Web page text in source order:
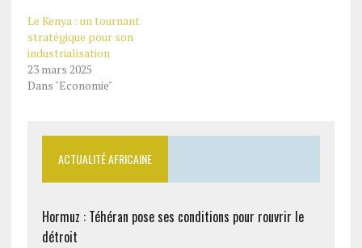
Le Kenya : un tournant
stratégique pour son
industrialisation
23 mars 2025
Dans "Economie"
ACTUALITÉ AFRICAINE
Hormuz : Téhéran pose ses conditions pour rouvrir le
détroit